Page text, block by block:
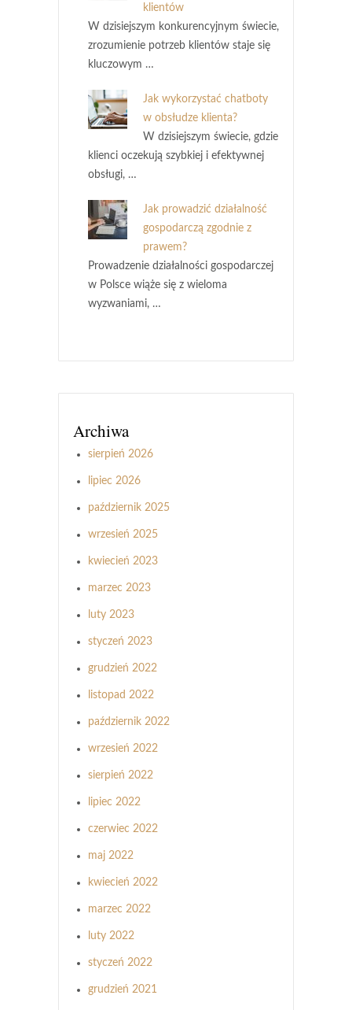
klientów
W dzisiejszym konkurencyjnym świecie,
zrozumienie potrzeb klientów staje się
kluczowym …
Jak wykorzystać chatboty
w obsłudze klienta?
W dzisiejszym świecie, gdzie
klienci oczekują szybkiej i efektywnej
obsługi, …
Jak prowadzić działalność
gospodarczą zgodnie z
prawem?
Prowadzenie działalności gospodarczej
w Polsce wiąże się z wieloma
wyzwaniami, …
Archiwa
sierpień 2026
lipiec 2026
październik 2025
wrzesień 2025
kwiecień 2023
marzec 2023
luty 2023
styczeń 2023
grudzień 2022
listopad 2022
październik 2022
wrzesień 2022
sierpień 2022
lipiec 2022
czerwiec 2022
maj 2022
kwiecień 2022
marzec 2022
luty 2022
styczeń 2022
grudzień 2021